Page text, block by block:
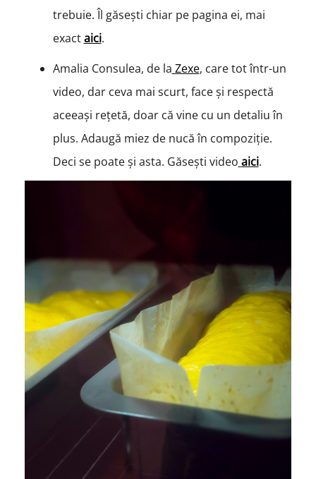
trebuie. Îl găsești chiar pe pagina ei, mai
exactaici.
Amalia Consulea, de la Zexe, care tot într-un
video, dar ceva mai scurt, face și respectă
aceeași rețetă, doar că vine cu un detaliu în
plus. Adaugă miez de nucă în compoziție.
Deci se poate și asta. Găsești video aici.